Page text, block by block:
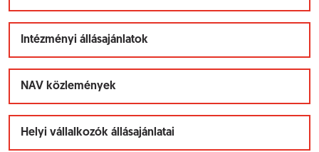
Intézményi állásajánlatok
NAV közlemények
Helyi vállalkozók állásajánlatai